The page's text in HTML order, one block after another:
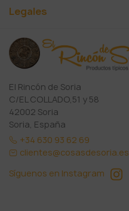
Legales
El Rincón de Soria
C/EL COLLADO,51 y 58
42002 Soria
Soria, España
+34 630 93 62 69
clientes@cosasdesoria.es
Síguenos en Instagram